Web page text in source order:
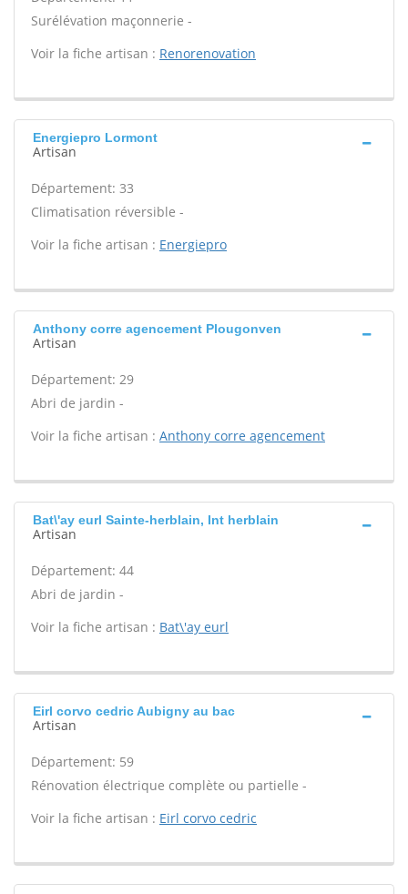
Surélévation maçonnerie -
Voir la fiche artisan : Renorenovation
Energiepro Lormont
Artisan
Département: 33
Climatisation réversible -
Voir la fiche artisan : Energiepro
Anthony corre agencement Plougonven
Artisan
Département: 29
Abri de jardin -
Voir la fiche artisan : Anthony corre agencement
Bat\'ay eurl Sainte-herblain, Int herblain
Artisan
Département: 44
Abri de jardin -
Voir la fiche artisan : Bat\'ay eurl
Eirl corvo cedric Aubigny au bac
Artisan
Département: 59
Rénovation électrique complète ou partielle -
Voir la fiche artisan : Eirl corvo cedric